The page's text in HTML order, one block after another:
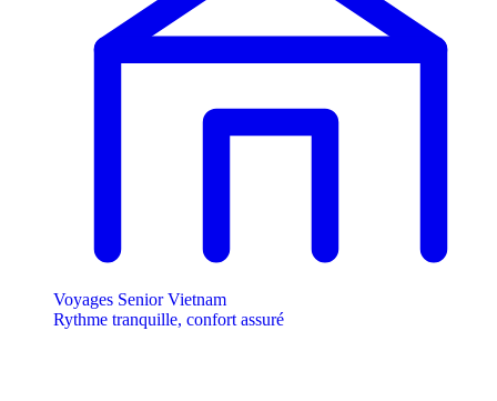
Voyages Senior Vietnam
Rythme tranquille, confort assuré